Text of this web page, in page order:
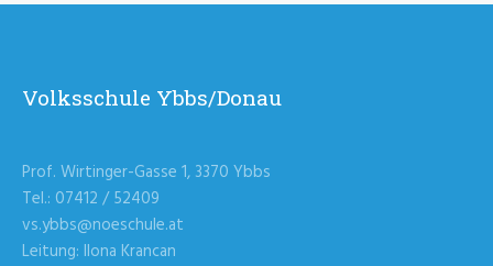
Volksschule Ybbs/Donau
Prof. Wirtinger-Gasse 1, 3370 Ybbs
Tel.: 07412 / 52409
vs.ybbs@noeschule.at
Leitung: Ilona Krancan